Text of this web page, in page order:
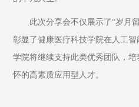
此次分享会不仅展示了“岁月
彰显了健康医疗科技学院在人工智
学院将继续支持此类优秀团队，
怀的高素质应用型人才。